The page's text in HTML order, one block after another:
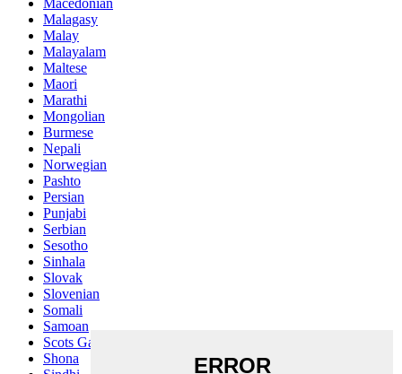
Malagasy
Malay
Malayalam
Maltese
Maori
Marathi
Mongolian
Burmese
Nepali
Norwegian
Pashto
Persian
Punjabi
Serbian
Sesotho
Sinhala
Slovak
Slovenian
Somali
Samoan
Scots Gaelic
Shona